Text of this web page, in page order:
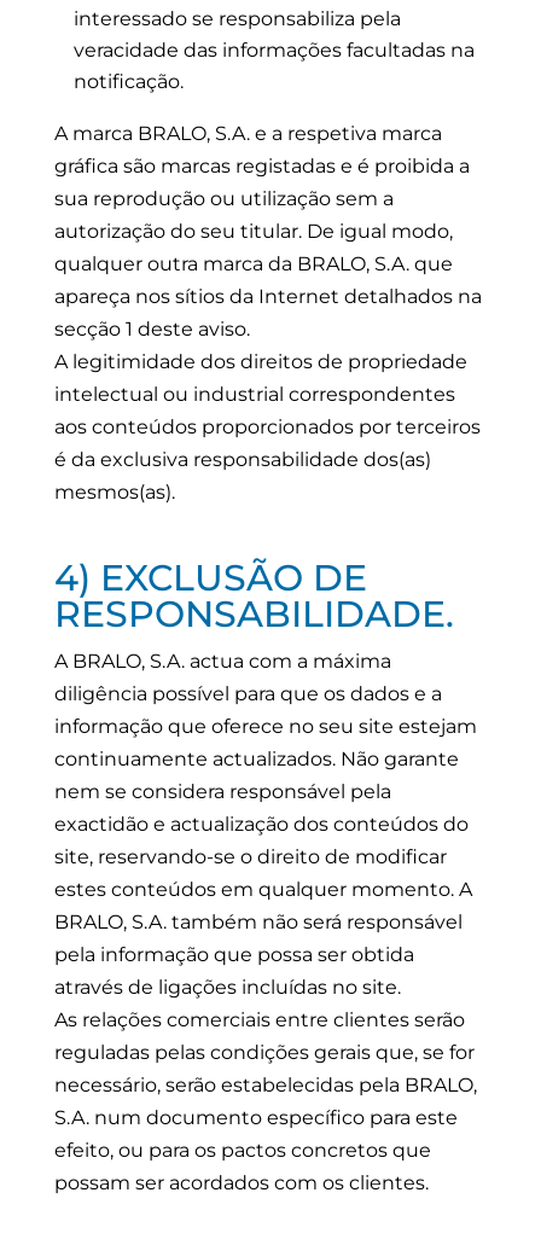
interessado se responsabiliza pela
veracidade das informações facultadas na
notificação.
A marca BRALO, S.A. e a respetiva marca
gráfica são marcas registadas e é proibida a
sua reprodução ou utilização sem a
autorização do seu titular. De igual modo,
qualquer outra marca da BRALO, S.A. que
apareça nos sítios da Internet detalhados na
secção 1 deste aviso.
A legitimidade dos direitos de propriedade
intelectual ou industrial correspondentes
aos conteúdos proporcionados por terceiros
é da exclusiva responsabilidade dos(as)
mesmos(as).
4) EXCLUSÃO DE
RESPONSABILIDADE.
A BRALO, S.A. actua com a máxima
diligência possível para que os dados e a
informação que oferece no seu site estejam
continuamente actualizados. Não garante
nem se considera responsável pela
exactidão e actualização dos conteúdos do
site, reservando-se o direito de modificar
estes conteúdos em qualquer momento. A
BRALO, S.A. também não será responsável
pela informação que possa ser obtida
através de ligações incluídas no site.
As relações comerciais entre clientes serão
reguladas pelas condições gerais que, se for
necessário, serão estabelecidas pela BRALO,
S.A. num documento específico para este
efeito, ou para os pactos concretos que
possam ser acordados com os clientes.